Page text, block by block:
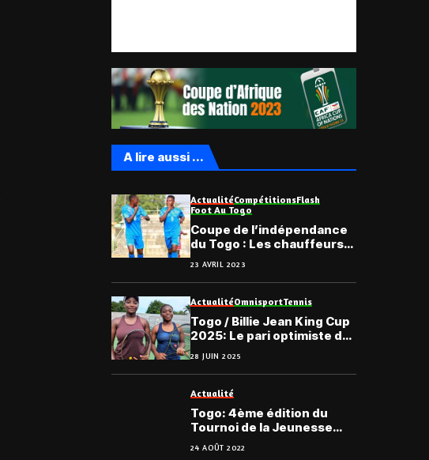
A lire aussi ...
ActualitéCompétitionsFlash
Foot Au Togo
Coupe de l’indépendance
du Togo : Les chauffeurs
filent en finale
23 AVRIL 2023
ActualitéOmnisportTennis
Togo / Billie Jean King Cup
2025: Le pari optimiste de
la Fédération Togolaise de
Tennis
28 JUIN 2025
Actualité
Togo: 4ème édition du
Tournoi de la Jeunesse
« Sergio Sport »
24 AOÛT 2022